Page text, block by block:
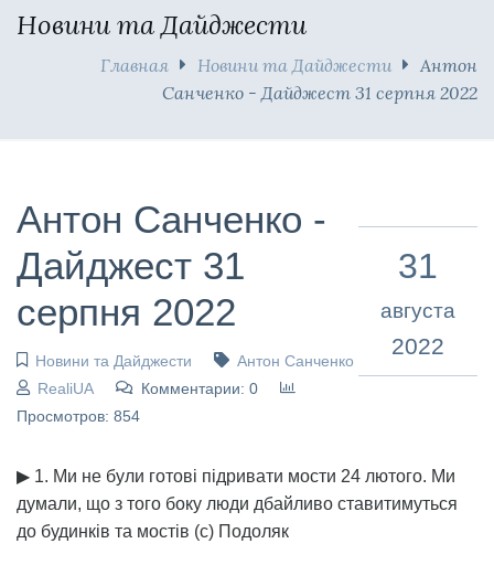
Новини та Дайджести
Главная Новини та Дайджести
Антон
Санченко - Дайджест 31 серпня 2022
Антон Санченко -
Дайджест 31
серпня 2022
Новини та Дайджести
Антон Санченко
RealiUA
Комментарии: 0
Просмотров: 854
31
августа
2022
▶ 1. Ми не були готові підривати мости 24 лютого. Ми
думали, що з того боку люди дбайливо ставитимуться
до будинків та мостів (с) Подоляк